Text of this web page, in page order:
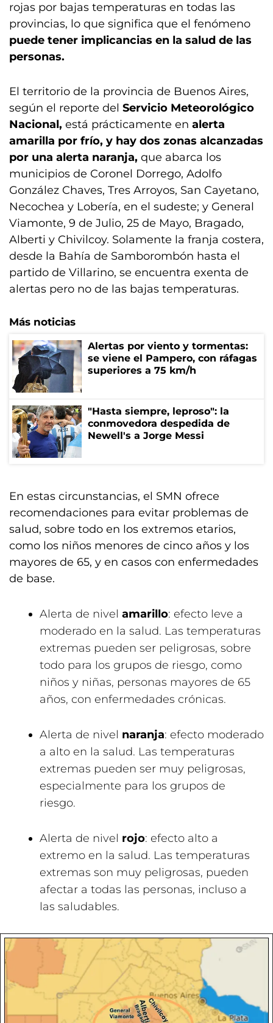
rojas por bajas temperaturas en todas las
provincias, lo que significa que el fenómeno
puede tener implicancias en la salud de las
personas.
El territorio de la provincia de Buenos Aires,
según el reporte del Servicio Meteorológico
Nacional, está prácticamente en alerta
amarilla por frío, y hay dos zonas alcanzadas
por una alerta naranja, que abarca los
municipios de Coronel Dorrego, Adolfo
González Chaves, Tres Arroyos, San Cayetano,
Necochea y Lobería, en el sudeste; y General
Viamonte, 9 de Julio, 25 de Mayo, Bragado,
Alberti y Chivilcoy. Solamente la franja costera,
desde la Bahía de Samborombón hasta el
partido de Villarino, se encuentra exenta de
alertas pero no de las bajas temperaturas.
Más noticias
Alertas por viento y tormentas:
se viene el Pampero, con ráfagas
superiores a 75 km/h
"Hasta siempre, leproso": la
conmovedora despedida de
Newell's a Jorge Messi
En estas circunstancias, el SMN ofrece
recomendaciones para evitar problemas de
salud, sobre todo en los extremos etarios,
como los niños menores de cinco años y los
mayores de 65, y en casos con enfermedades
de base.
Alerta de nivel amarillo: efecto leve a
moderado en la salud. Las temperaturas
extremas pueden ser peligrosas, sobre
todo para los grupos de riesgo, como
niños y niñas, personas mayores de 65
años, con enfermedades crónicas.
Alerta de nivel naranja: efecto moderado
a alto en la salud. Las temperaturas
extremas pueden ser muy peligrosas,
especialmente para los grupos de
riesgo.
Alerta de nivel rojo: efecto alto a
extremo en la salud. Las temperaturas
extremas son muy peligrosas, pueden
afectar a todas las personas, incluso a
las saludables.